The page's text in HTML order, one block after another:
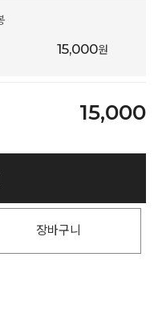
15,000원
15,000
장바구니